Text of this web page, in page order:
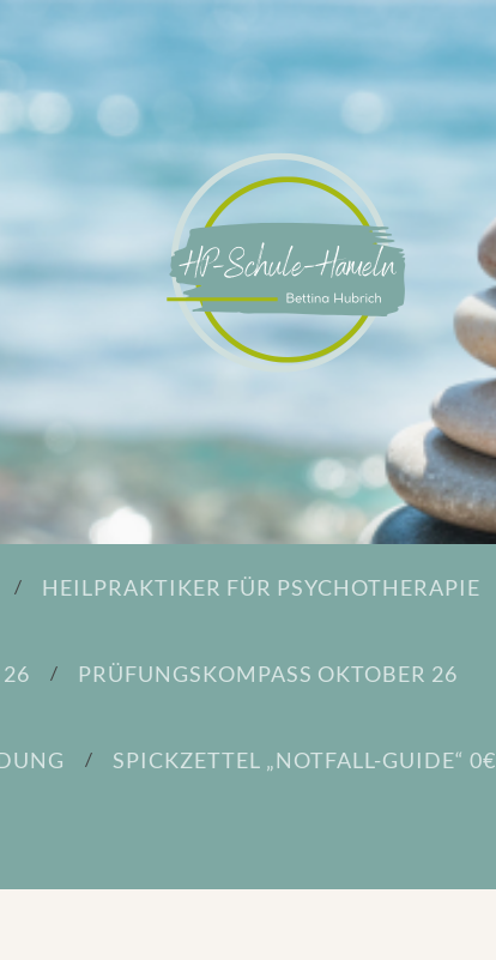
HEILPRAKTIKER FÜR PSYCHOTHERAPIE
PRÜFUNGSKOMPASS OKTOBER 26
SPICKZETTEL „NOTFALL-GUIDE“ 0€